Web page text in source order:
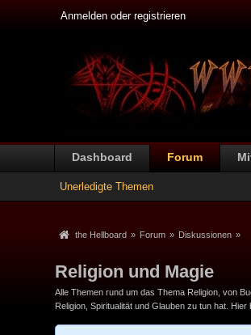
Anmelden oder registrieren
Dashboard Forum
Unerledigte Themen
the Hellboard » Forum » Diskussionen »
Religion und Magie
Alle Themen rund um das Thema Religion, von
Religion, Spiritualität und Glauben zu tun hat. Hier